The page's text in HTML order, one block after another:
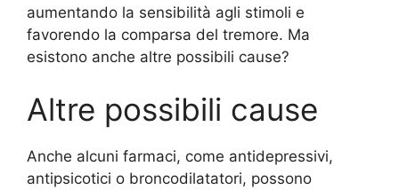
aumentando la sensibilità agli stimoli e
favorendo la comparsa del tremore. Ma
esistono anche altre possibili cause?
Altre possibili cause
Anche alcuni farmaci, come antidepressivi,
antipsicotici o broncodilatatori, possono